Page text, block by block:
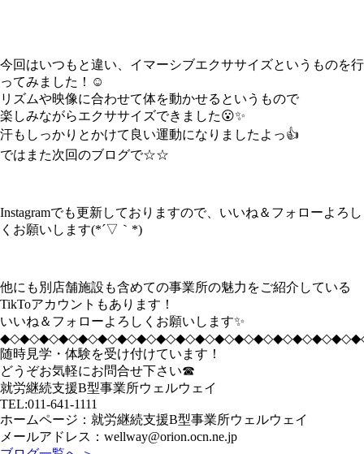
今回はいつもと違い、イマーシブエクササイズというものを行
ってみました！☺
リズムや映像に合わせて体を動かせるというもので
楽しみながらエクササイズできました😮✨
汗もしっかりとかけて良い運動になりましたよっ👍
ではまた次回のブログで☆☆
Instagramでも更新しておりますので、いいね＆フォローよろし
くお願いします(*´▽｀*)
他にも別店舗施設も含めての事業所の魅力をご紹介している
TikToアカウントもあります！
いいね＆フォローよろしくお願いします✨
随時見学・体験を受け付けています！
どうぞお気軽にお問合せ下さい☎
就労継続支援B型事業所ウェルウェイ
TEL:011-641-1111
ホームページ：就労継続支援B型事業所ウェルウェイ
メールアドレス：wellway@orion.ocn.ne.jp